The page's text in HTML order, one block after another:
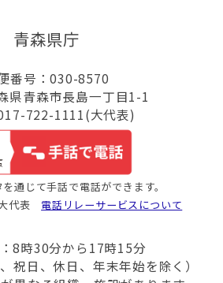
青森県庁
番号：030-8570
県青森市長島一丁目1-1
722-1111(大代表)
通じて手話で電話ができます。
代表 電話リレーサービスについて
8時30分から17時15分
祝日、休日、年末年始を除く）